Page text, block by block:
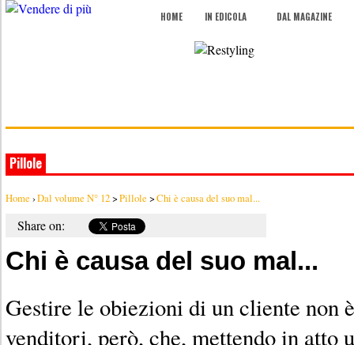
HOME IN EDICOLA DAL MAGAZINE
Pillole
Home ›Dal volume N° 12>Pillole >Chi è causa del suo mal...
Share on:
Chi è causa del suo mal...
Gestire le obiezioni di un cliente non
venditori, però, che, mettendo in atto